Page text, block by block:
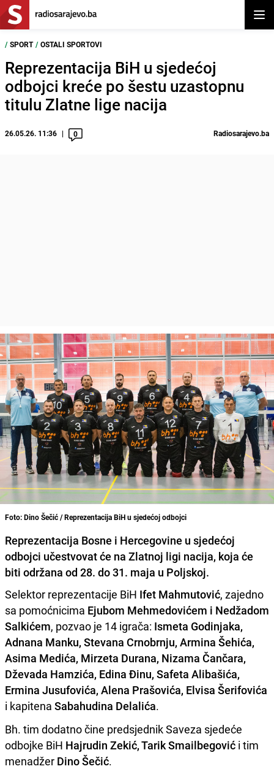
/ SPORT / OSTALI SPORTOVI
Reprezentacija BiH u sjedećoj
odbojci kreće po šestu uzastopnu
titulu Zlatne lige nacija
26.05.26. 11:36 0 Radiosarajevo.ba
Foto: Dino Šečić / Reprezentacija BiH u sjedećoj odbojci
Reprezentacija Bosne i Hercegovine u sjedećoj
odbojci učestvovat će na Zlatnoj ligi nacija, koja će
biti održana od 28. do 31. maja u Poljskoj.
Selektor reprezentacije BiH Ifet Mahmutović, zajedno
sa pomoćnicima Ejubom Mehmedovićem i Nedžadom
Salkićem, pozvao je 14 igrača: Ismeta Godinjaka,
Adnana Manku, Stevana Crnobrnju, Armina Šehića,
Asima Medića, Mirzeta Durana, Nizama Čančara,
Dževada Hamzića, Edina Đinu, Safeta Alibašića,
Ermina Jusufovića, Alena Prašovića, Elvisa Šerifovića
i kapitena Sabahudina Delalića.
Bh. tim dodatno čine predsjednik Saveza sjedeće
odbojke BiH Hajrudin Zekić, Tarik Smailbegović i tim
menadžer Dino Šečić.